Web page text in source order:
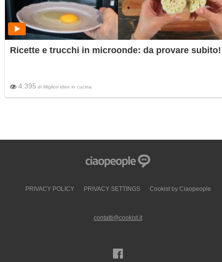
Ricette e trucchi in microonde: da provare subito!
4.395 di Migliori idee in cucina
PRIVACY POLICY PRIVACY SETTINGS Cookist by Ciaopeople
contatti@cookist.it